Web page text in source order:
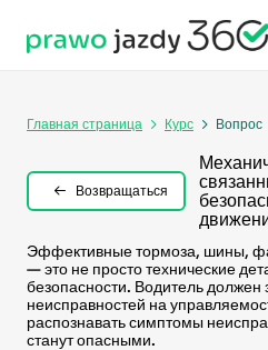
Главная страница Курс Вопрос
Возвращаться
Эффективные тормоза, шины,
— это не просто технические
безопасности. Водитель должен
неисправностей на
распознавать симптомы
станут опасными.